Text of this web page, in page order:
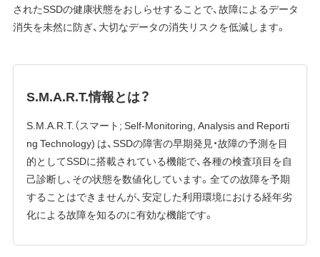
されたSSDの健康状態をおしらせすることで、故障によるデータ
消失を未然に防ぎ、大切なデータの消失リスクを低減します。
S.M.A.R.T.情報とは？
S.M.A.R.T.（スマート; Self-Monitoring, Analysis and Reporti
ng Technology) は、SSDの障害の早期発見・故障の予測を目
的としてSSDに搭載されている機能で、各種の検査項目を自
己診断し、その状態を数値化しています。全ての故障を予期
することはできませんが、安定した利用環境における経年劣
化による故障を知るのに有効な機能です。